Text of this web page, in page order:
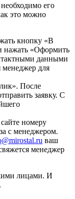
его
это можно
кнопку «В
нажать «Оформить
данными
менеджер для
». После
заявку. С
номеру
с менеджером.
ваш
менеджер
лицами. И